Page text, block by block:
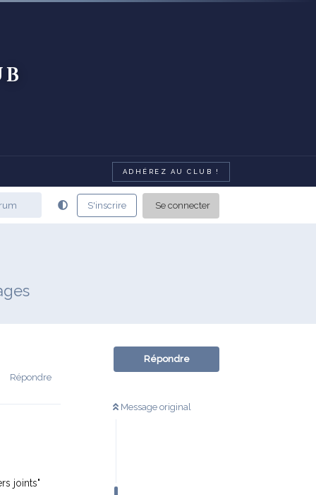
ADHÉREZ AU CLUB !
S'inscrire Se connecter
Répondre
Message original
Répondre
joints"